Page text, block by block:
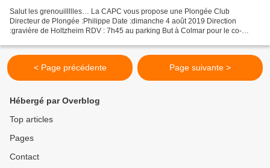
Salut les grenouillllles… La CAPC vous propose une Plongée Club
Directeur de Plongée :Philippe Date :dimanche 4 août 2019 Direction
:gravière de Holtzheim RDV : 7h45 au parking But à Colmar pour le co-
< Page précédente Page suivante >
Hébergé par Overblog
Top articles
Pages
Contact